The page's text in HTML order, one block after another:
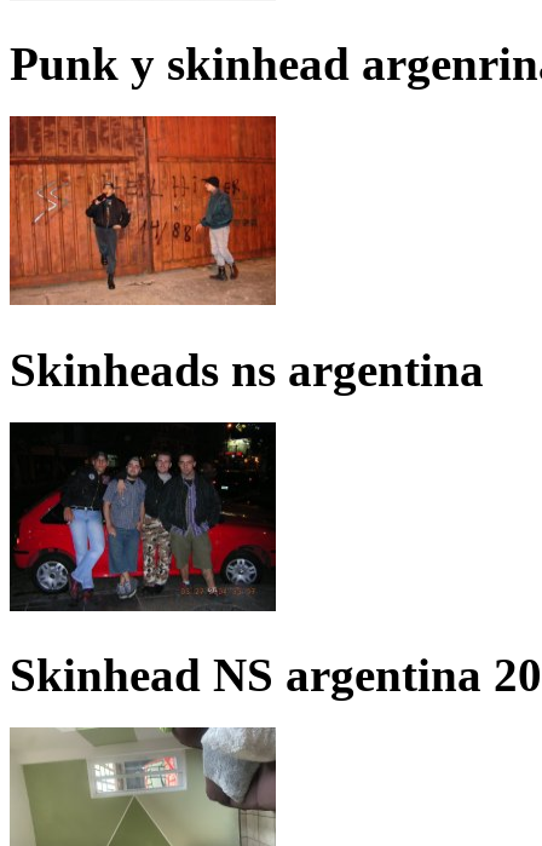
Punk y skinhead
Skinheads ns argentina
Skinhead NS argentina